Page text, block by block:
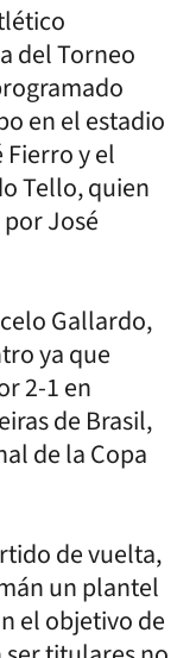
del Torneo
en el estadio
y el
Tello, quien
José
Gallardo,
ya que
2-1 en
de Brasil,
de la Copa
de vuelta,
un plantel
el objetivo de